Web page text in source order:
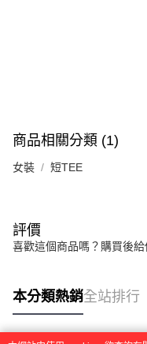
商品相關分類 (1)
女裝 短TEE
評價
喜歡這個商品嗎？購買後
本分類熱銷全站排行